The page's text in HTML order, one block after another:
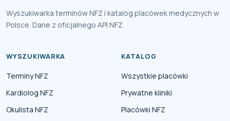
Wyszukiwarka terminów NFZ i katalog placówek medycznych w
Polsce. Dane z oficjalnego API NFZ.
WYSZUKIWARKA
Terminy NFZ
Kardiolog NFZ
Okulista NFZ
KATALOG
Wszystkie placówki
Prywatne kliniki
Placówki NFZ